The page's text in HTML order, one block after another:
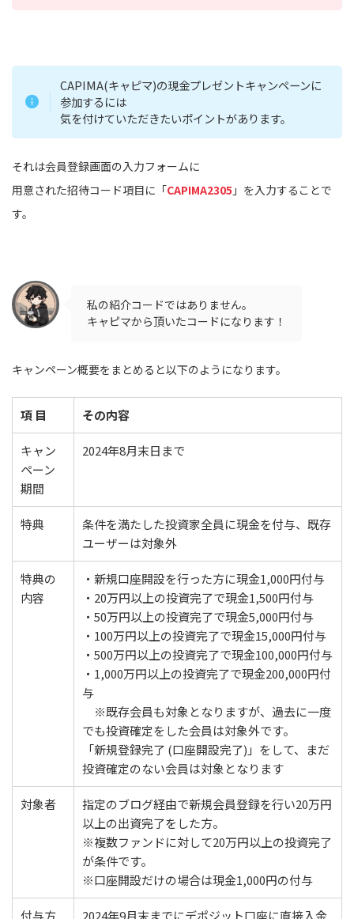
CAPIMA(キャピマ)の現金プレゼントキャンペーンに
参加するには
気を付けていただきたいポイントがあります。
それは会員登録画面の入力フォームに
用意された招待コード項目に「CAPIMA2305 」を入力することで
す。
私の紹介コードではありません。
キャピマから頂いたコードになります！
キャンペーン概要をまとめると以下のようになります。
項 目 その内容
キャン
ペーン
期間
2024年8月末日まで
特典
条件を満たした投資家全員に現金を付与、既存
ユーザーは対象外
特典の
内容
・新規口座開設を行った方に現金1,000円付与
・20万円以上の投資完了で現金1,500円付与
・50万円以上の投資完了で現金5,000円付与
・100万円以上の投資完了で現金15,000円付与
・500万円以上の投資完了で現金100,000円付与
・1,000万円以上の投資完了で現金200,000円付
与
※既存会員も対象となりますが、過去に一度
でも投資確定をした会員は対象外です。
「新規登録完了 (口座開設完了)」をして、まだ
投資確定のない会員は対象となります
対象者
指定のブログ経由で新規会員登録を行い20万円
以上の出資完了をした方。
※複数ファンドに対して20万円以上の投資完了
が条件です。
※口座開設だけの場合は現金1,000円の付与
付与方 2024年9月末までにデポジット口座に直接入金